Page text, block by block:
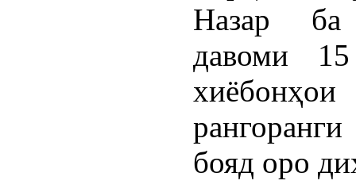
Назар ба
давоми
бояд оро